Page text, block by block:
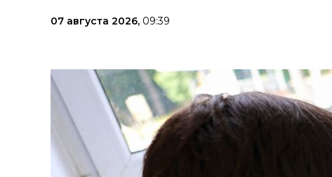
07 августа 2026, 09:39